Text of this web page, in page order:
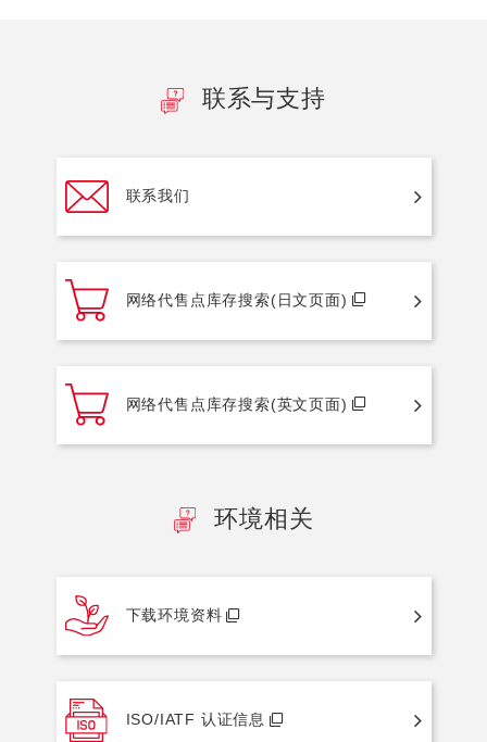
联系与支持
联系我们
网络代售点库存搜索(日文页面)
网络代售点库存搜索(英文页面)
环境相关
下载环境资料
ISO/IATF 认证信息